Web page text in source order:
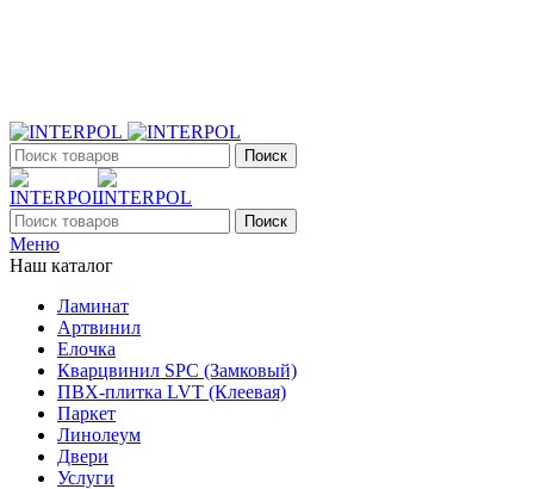
Поиск
Поиск
Меню
Наш каталог
Ламинат
Артвинил
Елочка
Кварцвинил SPC (Замковый)
ПВХ-плитка LVT (Клеевая)
Паркет
Линолеум
Двери
Услуги